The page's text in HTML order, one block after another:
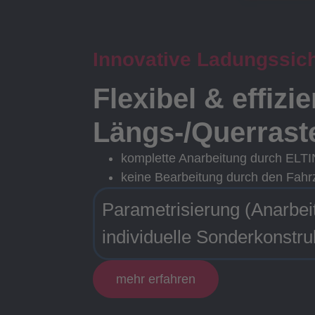
Innovative
Flexibel &
Längs-/
komplette Anarbeitung durch
keine Bearbeitung durch den
Parametrisierung
individuelle
mehr erfahren